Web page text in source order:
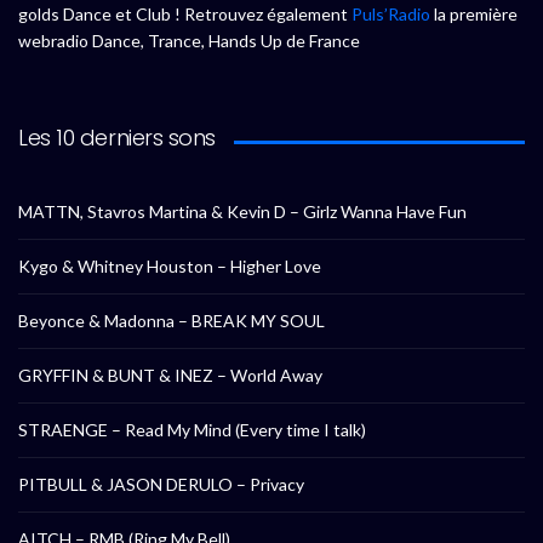
golds Dance et Club ! Retrouvez également Puls’Radio la première
webradio Dance, Trance, Hands Up de France
Les 10 derniers sons
MATTN, Stavros Martina & Kevin D – Girlz Wanna Have Fun
Kygo & Whitney Houston – Higher Love
Beyonce & Madonna – BREAK MY SOUL
GRYFFIN & BUNT & INEZ – World Away
STRAENGE – Read My Mind (Every time I talk)
PITBULL & JASON DERULO – Privacy